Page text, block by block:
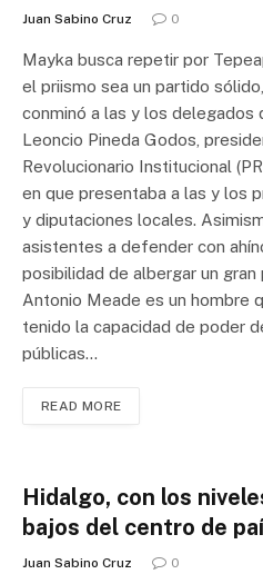
Juan Sabino Cruz 0
Mayka busca repetir por
el priismo sea un partido
conminó a las y los delegados
Leoncio Pineda Godos,
Revolucionario Institucional
en que presentaba a las y los
y diputaciones locales.
asistentes a defender con
posibilidad de albergar un gran
Antonio Meade es un hombre
tenido la capacidad de poder
públicas…
READ MORE
Hidalgo, con los
bajos del centro de
Juan Sabino Cruz 0